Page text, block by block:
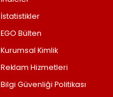
İstatistikler
EGO Bülten
Kurumsal Kimlik
Reklam Hizmetleri
Bilgi Güvenliği Politikası